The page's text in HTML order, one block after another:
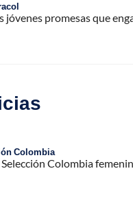
jóvenes promesas que
Colombia
Selección Colombia